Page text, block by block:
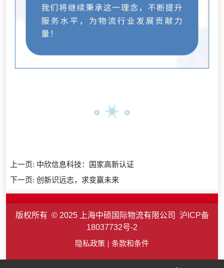
上一页: 中欣信息科技：国家高新认证
下一页:创新识远志，求变赢未来
版权所有 © 2025 上海中硕国际物流有限公司 沪ICP备
18037732号-2
隐私政策 条款和条件